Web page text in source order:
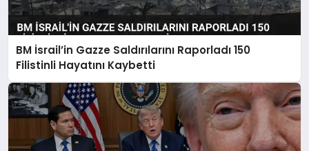
BM İsrail’in Gazze Saldırılarını Raporladı 150
Filistinli Hayatını Kaybetti